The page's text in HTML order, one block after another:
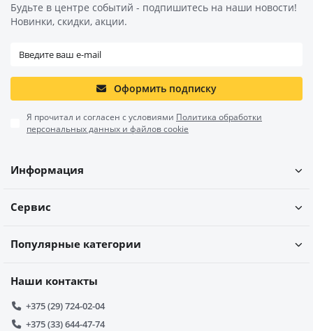
Будьте в центре событий - подпишитесь на наши новости!
Новинки, скидки, акции.
Оформить подписку
Я прочитал и согласен с условиями Политика обработки
персональных данных и файлов cookie
Информация
Сервис
Популярные категории
Наши контакты
+375 (29) 724-02-04
+375 (33) 644-47-74